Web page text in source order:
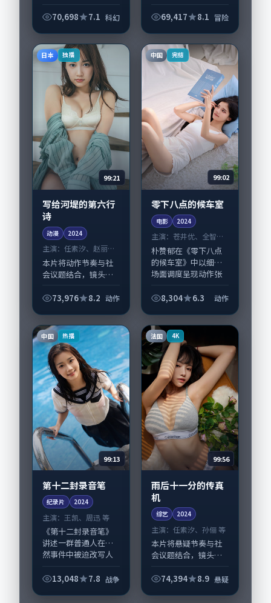
70,698 7.1 科幻
冒险张力，孙俪、章
期主要在韩国完成制
作协同，2024-...
69,417 8.1 冒险
日本 独播
99:21
写给河堤的第六行
诗
动漫 2024
主演： 任素汐、赵丽颖
等
本片将动作节奏与社
会议题结合，镜头语
《写给河堤的第六行
主线；取景与声音设
计凸显日本城市质
感，...
73,976 8.2 动作
中国 完结
99:02
零下八点的候车室
电影 2024
主演：苍井优、全智贤
等
朴赞郁在《零下八点
的候车室》中以细腻
场面调度呈现动作张
领衔的表演层次丰
制作协同，2024-...
8,304 6.3 动作
中国 热播
99:13
第十二封录音笔
纪录片 2024
主演： 王凯、周迅 等
《第十二封录音笔》
讲述一群普通人在偶
然事件中被迫改写人
类型元素服务于人物
13,048 7.8 战争
法国 4K
99:56
雨后十一分的传真
机
综艺 2024
主演：任素汐、孙俪 等
本片将悬疑节奏与社
会议题结合，镜头语
《雨后十一分的传真
74,394 8.9 悬疑